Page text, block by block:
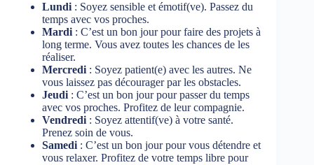
Lundi : Soyez sensible et émotif(ve). Passez du
temps avec vos proches.
Mardi : C’est un bon jour pour faire des projets à
long terme. Vous avez toutes les chances de les
réaliser.
Mercredi : Soyez patient(e) avec les autres. Ne
vous laissez pas décourager par les obstacles.
Jeudi : C’est un bon jour pour passer du temps
avec vos proches. Profitez de leur compagnie.
Vendredi : Soyez attentif(ve) à votre santé.
Prenez soin de vous.
Samedi : C’est un bon jour pour vous détendre et
vous relaxer. Profitez de votre temps libre pour